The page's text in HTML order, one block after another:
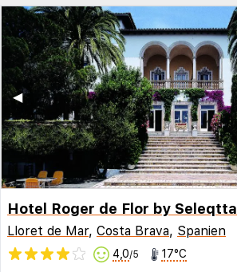
◀︎
Hotel Roger de Flor by Seleqtta
Lloret de Mar, Costa Brava, Spanien
4,0/5 17°C